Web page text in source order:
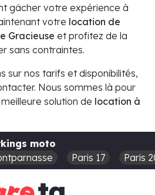
gâcher votre expérience à
votre location de
Gracieuse et profitez de la
sans contraintes.
sur nos tarifs et disponibilités,
Nous sommes là pour
solution de location à
moto
Paris 17 Paris